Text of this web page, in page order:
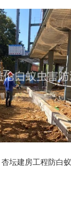
杏坛建房工程防白蚁